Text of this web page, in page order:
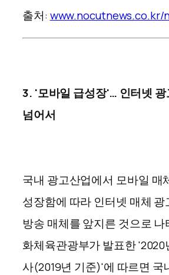
출처:www.nocutnews.co.kr/
3. '모바일 급성장'… 인터넷
넘어서
국내 광고산업에서 모바일 매
성장함에 따라 인터넷 매체
방송 매체를 앞지른 것으로
화체육관광부가 발표한
사(2019년 기준)'에 따르면 국